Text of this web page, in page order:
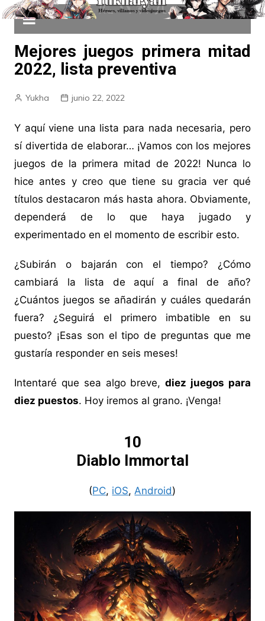
Mejores juegos primera mitad
2022, lista preventiva
Yukha junio 22, 2022
Y aquí viene una lista para nada necesaria, pero
sí divertida de elaborar… ¡Vamos con los mejores
juegos de la primera mitad de 2022! Nunca lo
hice antes y creo que tiene su gracia ver qué
títulos destacaron más hasta ahora. Obviamente,
dependerá de lo que haya jugado y
experimentado en el momento de escribir esto.
¿Subirán o bajarán con el tiempo? ¿Cómo
cambiará la lista de aquí a final de año?
¿Cuántos juegos se añadirán y cuáles quedarán
fuera? ¿Seguirá el primero imbatible en su
puesto? ¡Esas son el tipo de preguntas que me
gustaría responder en seis meses!
Intentaré que sea algo breve,diez juegos para
diez puestos. Hoy iremos al grano. ¡Venga!
10
Diablo Immortal
(PC, iOS,Android)